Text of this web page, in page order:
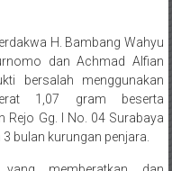
H. Bambang Wahyu
dan Achmad Alfian
bersalah menggunakan
1,07 gram beserta
Rejo Gg. I No. 04 Surabaya
bulan kurungan penjara.